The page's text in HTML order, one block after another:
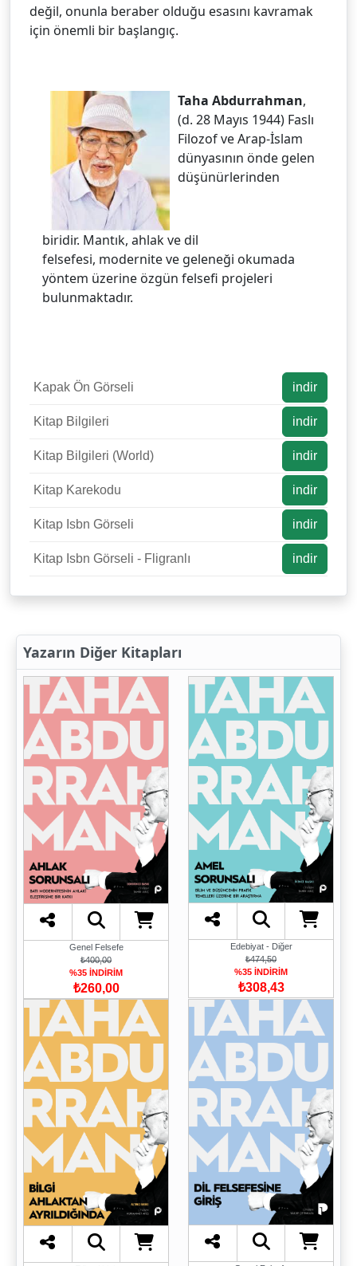
değil, onunla beraber olduğu esasını kavramak
için önemli bir başlangıç.
Taha Abdurrahman,
(d. 28 Mayıs 1944) Faslı
Filozof ve Arap-İslam
dünyasının önde gelen
düşünürlerinden
biridir. Mantık, ahlak ve dil
felsefesi, modernite ve geleneği okumada
yöntem üzerine özgün felsefi projeleri
bulunmaktadır.
Kapak Ön Görseli indir
Kitap Bilgileri indir
Kitap Bilgileri (World) indir
Kitap Karekodu indir
Kitap Isbn Görseli indir
Kitap Isbn Görseli - Fligranlı indir
Yazarın Diğer Kitapları
Genel Felsefe
₺400,00
%35 İNDİRİM
₺260,00
Edebiyat - Diğer
₺474,50
%35 İNDİRİM
₺308,43